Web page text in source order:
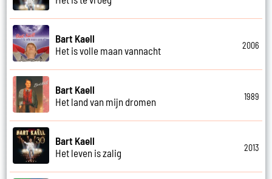
Bart Kaell
Het is volle maan vannacht
2006
Bart Kaell
Het land van mijn dromen
1989
Bart Kaell
Het leven is zalig
2013